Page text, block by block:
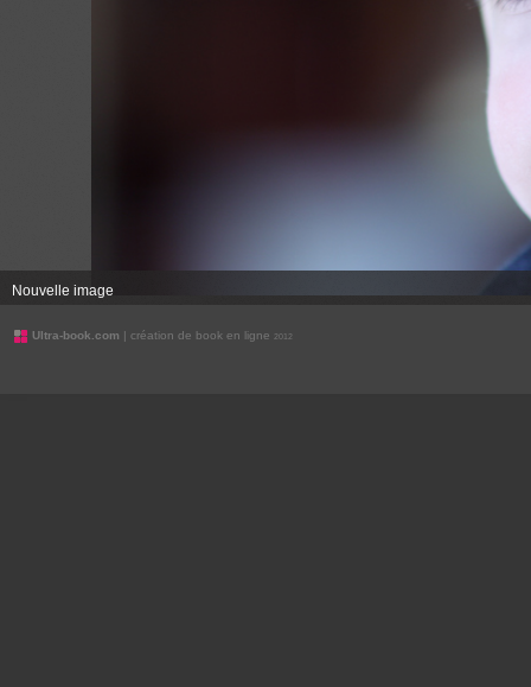
Nouvelle image
Ultra-book.com | création de book en ligne 2012